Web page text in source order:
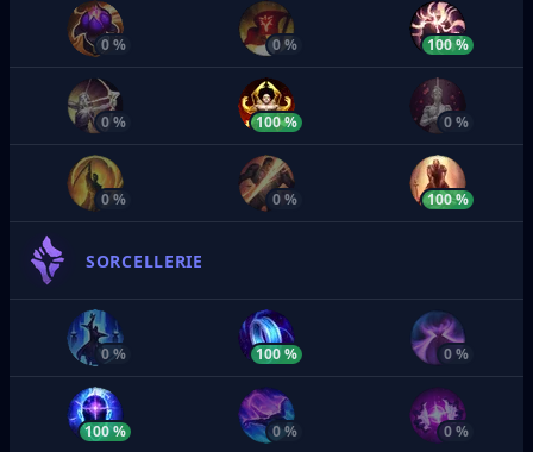
0 % 0 % 100 %
0 % 100 % 0 %
0 % 0 % 100 %
SORCELLERIE
0 % 100 % 0 %
100 % 0 % 0 %